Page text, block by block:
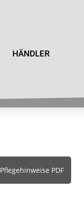
HÄNDLER
Pflegehinweise PDF